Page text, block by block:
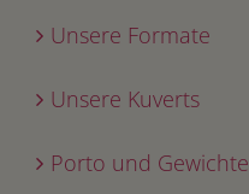
Unsere Formate
Unsere Kuverts
Porto und Gewichte